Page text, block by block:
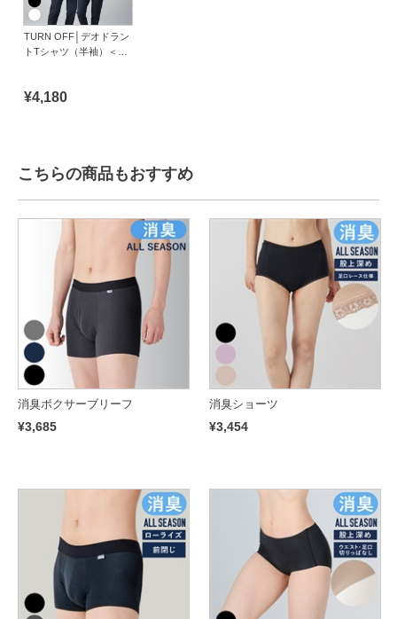
TURN OFF│デオドラン
トTシャツ（半袖）＜by
¥4,180
こちらの商品もおすすめ
消臭ボクサーブリーフ
¥3,685
消臭ショーツ
¥3,454